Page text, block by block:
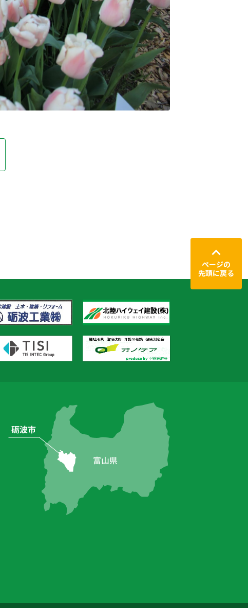
ページの
先頭に戻る